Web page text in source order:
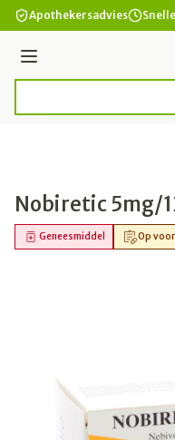
Ga naar de inhoud
Apothekersadvies
Menu
Nobiretic 5mg/
Op
Geneesmiddel